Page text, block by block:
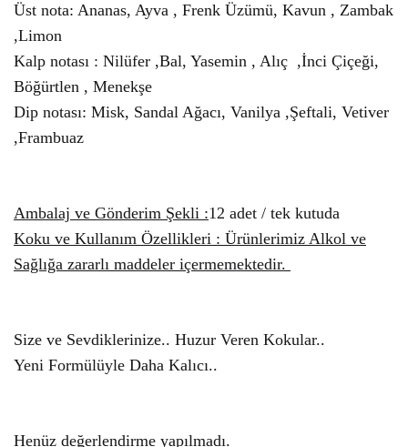
Üst nota: Ananas, Ayva , Frenk Üzümü, Kavun , Zambak
,Limon
Kalp notası : Nilüfer ,Bal, Yasemin , Alıç ,İnci Çiçeği,
Böğürtlen , Menekşe
Dip notası: Misk, Sandal Ağacı, Vanilya ,Şeftali, Vetiver
,Frambuaz
Ambalaj ve Gönderim Şekli :12 adet / tek kutuda
Koku ve Kullanım Özellikleri : Ürünlerimiz Alkol ve
Sağlığa zararlı maddeler içermemektedir.
Size ve Sevdiklerinize.. Huzur Veren Kokular..
Yeni Formülüyle Daha Kalıcı..
Henüz değerlendirme yapılmadı.